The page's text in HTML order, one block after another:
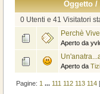
Oggetto/
0 Utenti e 41 Visitatori
Perchè
Aperto da
Aperto da
Pagine: 1 ... 111 112 113 114